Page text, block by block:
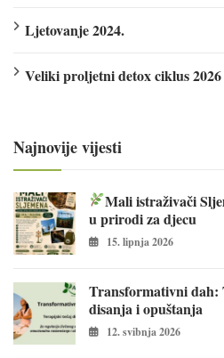
Ljetovanje 2024.
Veliki proljetni detox ciklus 2026
Najnovije vijesti
Mali istraživači
u prirodi za djecu
15. lipnja 2026
Transformativni dah:
disanja i opuštanja
12. svibnja 2026